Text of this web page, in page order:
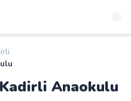
Anaokulu